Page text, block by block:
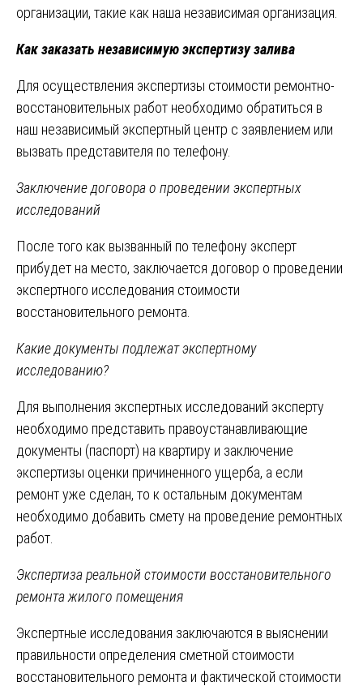
организации, такие как наша независимая организация.
Как заказать независимую экспертизу залива
Для осуществления экспертизы стоимости ремонтно-
восстановительных работ необходимо обратиться в
наш независимый экспертный центр с заявлением или
вызвать представителя по телефону.
Заключение договора о проведении экспертных
исследований
После того как вызванный по телефону эксперт
прибудет на место‚ заключается договор о проведении
экспертного исследования стоимости
восстановительного ремонта.
Какие документы подлежат экспертному
исследованию?
Для выполнения экспертных исследований эксперту
необходимо представить правоустанавливающие
документы (паспорт) на квартиру и заключение
экспертизы оценки причиненного ущерба, а если
ремонт уже сделан, то к остальным документам
необходимо добавить смету на проведение ремонтных
работ.
Экспертиза реальной стоимости восстановительного
ремонта жилого помещения
Экспертные исследования заключаются в выяснении
правильности определения сметной стоимости
восстановительного ремонта и фактической стоимости